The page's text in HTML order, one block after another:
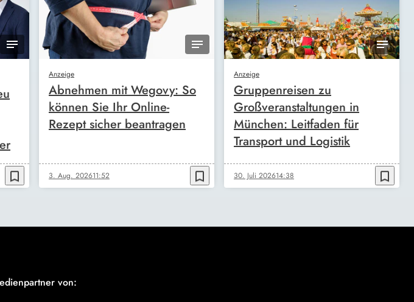
bookmark_border
Anzeige
Abnehmen mit Wegovy: So
können Sie Ihr Online-
Rezept sicher beantragen
3. Aug. 202611:52 bookmark_border
Anzeige
Gruppenreisen zu
Großveranstaltungen in
München: Leitfaden für
Transport und Logistik
30. Juli 202614:38 bookmark_border
von: